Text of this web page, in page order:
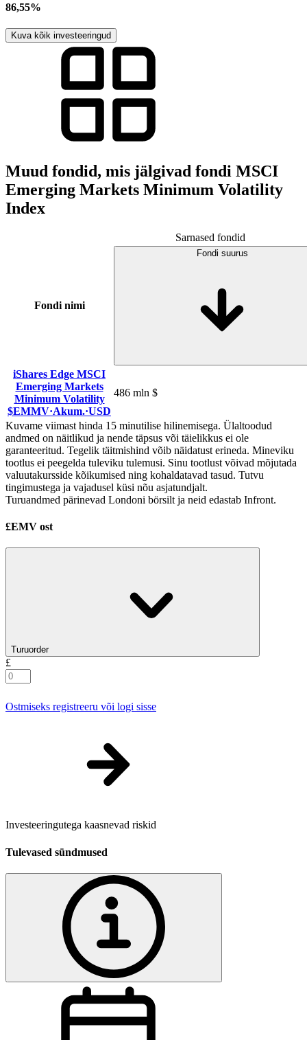
86,55%
Kuva kõik investeeringud
Muud fondid, mis jälgivad fondi MSCI
Emerging Markets Minimum Volatility
Index
Sarnased fondid
Fondi nimi
Fondi suurus
iShares Edge MSCI
Emerging Markets
Minimum Volatility
$EMMV·Akum.·USD
486 mln $
Kuvame viimast hinda 15 minutilise hilinemisega. Ülaltoodud
andmed on näitlikud ja nende täpsus või täielikkus ei ole
garanteeritud. Tegelik täitmishind võib näidatust erineda. Mineviku
tootlus ei peegelda tuleviku tulemusi. Sinu tootlust võivad mõjutada
valuutakursside kõikumised ning kohaldatavad tasud. Tutvu
tingimustega ja vajadusel küsi nõu asjatundjalt.
Turuandmed pärinevad Londoni börsilt ja neid edastab Infront.
£EMV ost
Turuorder
£
Ostmiseks registreeru või logi sisse
Investeeringutega kaasnevad riskid
Tulevased sündmused